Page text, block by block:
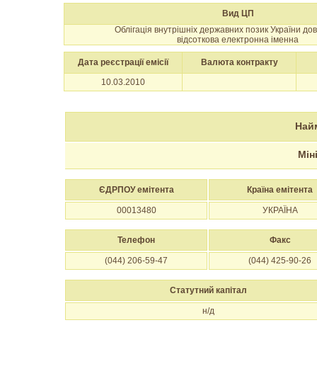
Вид ЦП
Облігація внутрішніх державних позик України
відсоткова електронна іменна
Дата реєстрації емісії
Валюта контракту
10.03.2010
ЄДРПОУ емітента Країна емітента
00013480 УКРАЇНА
Телефон Факс
(044) 206-59-47 (044) 425-90-26
Статутний капітал
н/д